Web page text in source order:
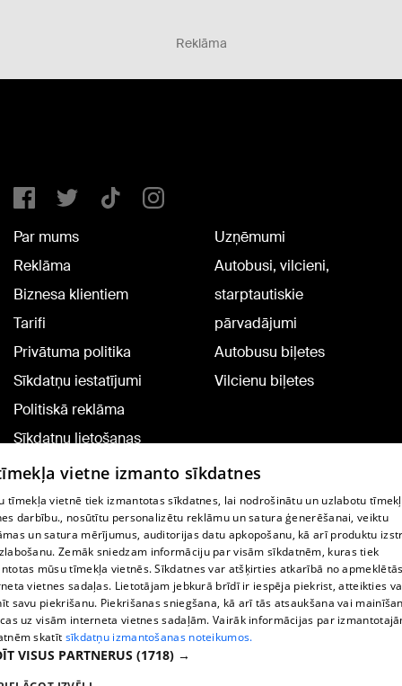
Reklāma
Par mums
Reklāma
Biznesa klientiem
Tarifi
Privātuma politika
Sīkdatņu iestatījumi
Politiskā reklāma
Sīkdatņu lietošanas
noteikumi
Komentāru pievienošana
Uzņēmumi
Autobusi, vilcieni,
starptautiskie
pārvadājumi
Autobusu biļetes
Vilcienu biļetes
TV programma
Līguma noteikumi
360 Ziņu kontakti
Helio Media
Portāla palīdzības dienests: e-pasts -
vietne izmanto sīkdatnes
tīmekļa vietnē tiek izmantotas sīkdatnes, lai nodrošinātu un uzlabotu
darbību., nosūtītu personalizētu reklāmu un satura ģenerēšanai, veiktu
un satura mērījumus, auditorijas datu apkopošanu, kā arī produktu
Zemāk sniedzam informāciju par visām sīkdatnēm, kuras tiek
mūsu tīmekļa vietnēs. Sīkdatnes var atšķirties atkarībā no
vietnes sadaļas. Lietotājam jebkurā brīdī ir iespēja piekrist, atteikties
savu piekrišanu. Piekrišanas sniegšana, kā arī tās atsaukšana vai
uz visām interneta vietnes sadaļām. Vairāk informācijas par
skatīt sīkdatņu izmantošanas noteikumos.
VISUS PARTNERUS (1718) →